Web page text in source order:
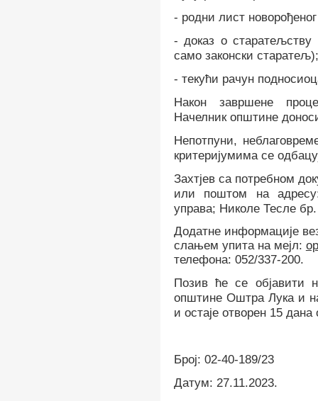
- родни лист новорођеног
-доказ о
само законски старатељ);
- текући рачун
Након завршене
Начелник општине
Непотпуни,
критеријумима се о
Захтјев са потребном
или поштом на
управа; Николе Теслебр.
Додатне информације
слањем упита на мејл:
телефона: 052/337-200.
Позивће се објавити
општине Оштра Лука и
и остаје отворен 15 дана
Број: 02-40-189/23
Датум: 27.11.2023.